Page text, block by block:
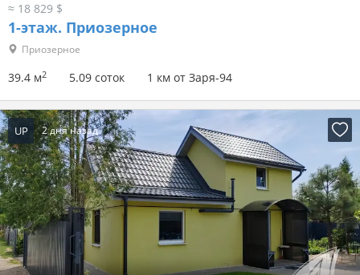
≈ 18 829 $
1-этаж. Приозерное
Приозерное
39.4 м2 5.09 соток 1 км от Заря-94
UP 2 дня назад